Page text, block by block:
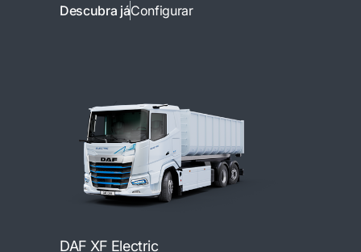
Descubra jáConfigurar
DAF XF Electric